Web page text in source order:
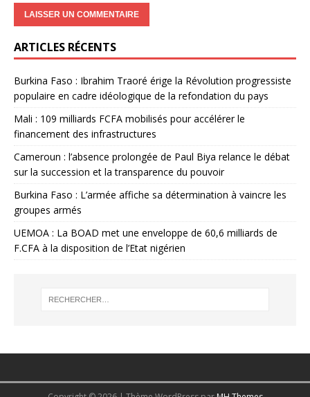
ARTICLES RÉCENTS
Burkina Faso : Ibrahim Traoré érige la Révolution progressiste
populaire en cadre idéologique de la refondation du pays
Mali : 109 milliards FCFA mobilisés pour accélérer le
financement des infrastructures
Cameroun : l’absence prolongée de Paul Biya relance le débat
sur la succession et la transparence du pouvoir
Burkina Faso : L’armée affiche sa détermination à vaincre les
groupes armés
UEMOA : La BOAD met une enveloppe de 60,6 milliards de
F.CFA à la disposition de l’Etat nigérien